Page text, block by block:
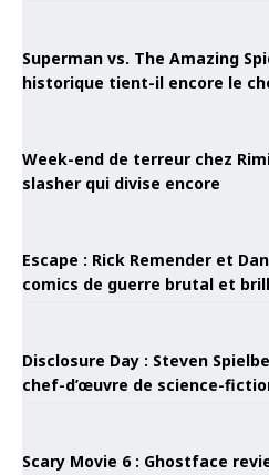
Superman vs. The Amazing
historique tient-il encore le
Week-end de terreur chez
slasher qui divise encore
Escape : Rick Remender et
comics de guerre brutal et
Disclosure Day : Steven
chef-d’œuvre de science-
Scary Movie 6 : Ghostface